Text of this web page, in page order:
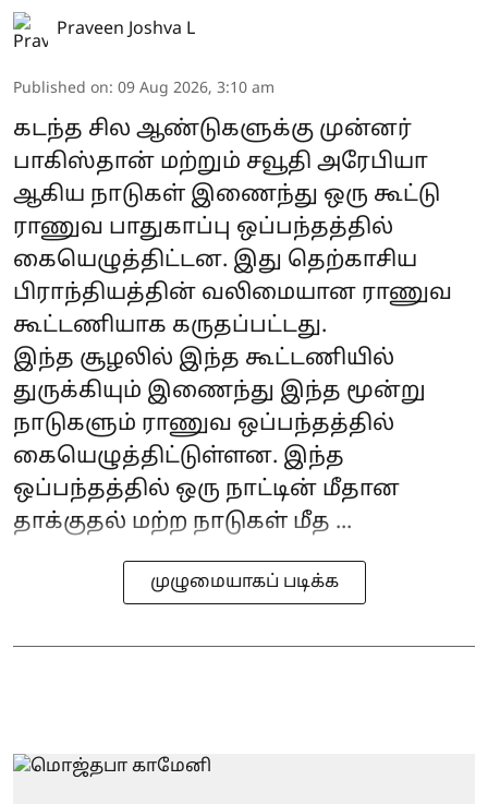
Praveen Joshva L
Published on: 09 Aug 2026, 3:10 am
கடந்த சில ஆண்டுகளுக்கு முன்னர்
பாகிஸ்தான் மற்றும் சவூதி அரேபியா
ஆகிய நாடுகள் இணைந்து ஒரு கூட்டு
ராணுவ பாதுகாப்பு ஒப்பந்தத்தில்
கையெழுத்திட்டன. இது தெற்காசிய
பிராந்தியத்தின் வலிமையான ராணுவ
கூட்டணியாக கருதப்பட்டது.
இந்த சூழலில் இந்த கூட்டணியில்
துருக்கியும் இணைந்து இந்த மூன்று
நாடுகளும் ராணுவ ஒப்பந்தத்தில்
கையெழுத்திட்டுள்ளன. இந்த
ஒப்பந்தத்தில் ஒரு நாட்டின் மீதான
தாக்குதல் மற்ற நாடுகள் மீத ...
முழுமையாகப் படிக்க